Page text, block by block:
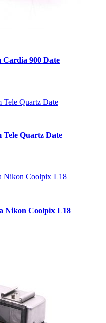
900 Date
Quartz Date
Nikon Coolpix L18